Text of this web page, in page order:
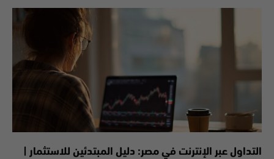
التداول عبر الإنترنت في مصر: دليل المبتدئين للاستثمار |